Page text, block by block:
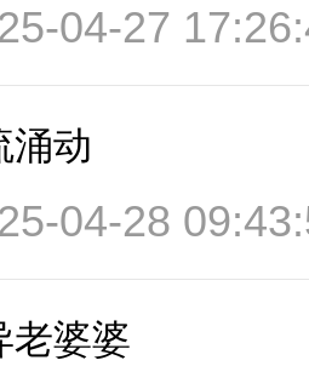
04-27
涌动
04-28
老婆婆